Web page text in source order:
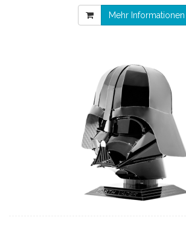
Mehr Informationen